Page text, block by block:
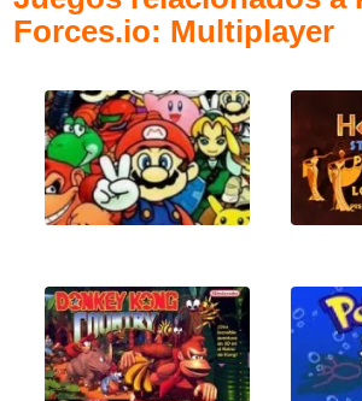
Forces.io: Multiplayer